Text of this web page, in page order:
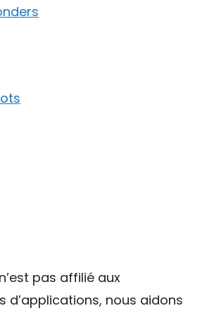
pas affilié aux
d’applications, nous aidons